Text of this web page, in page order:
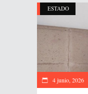
ESTADO
4 junio, 2026